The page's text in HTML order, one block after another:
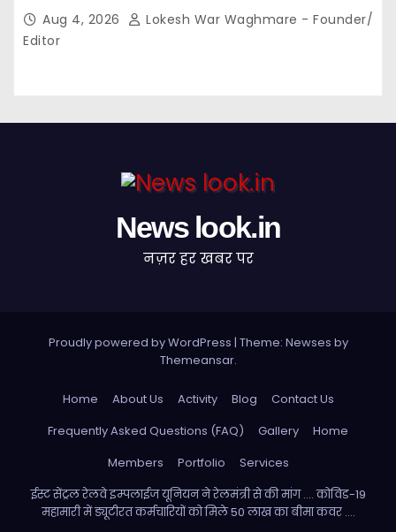
Aug 4, 2026
Lokesh War Waghmare - Founder/
Editor
News look.in
नज़र हर खबर पर
Proudly powered by WordPress | Theme: Newses by
Themeansar.
Home About Us Activity Blog
Contact Us
Frequently Asked Questions (FAQ)
Gallery
Home
Members
Portfolio
Services
ईस्ट सेंट्रल रेलवे इम्पलाईज यूनियन ने रेलमंत्री से की मांग …. कोविड-19
महामारी में ड्यूटीरत कर्मचारियों को मिले 50 लाख का बीमा कवर ….